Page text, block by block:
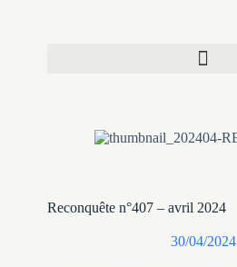
Reconquête n°407 – avril 2024
30/04/2024